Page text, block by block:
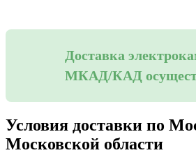
Доставка
МКАД/КАД
Условия доставки по
Московской области